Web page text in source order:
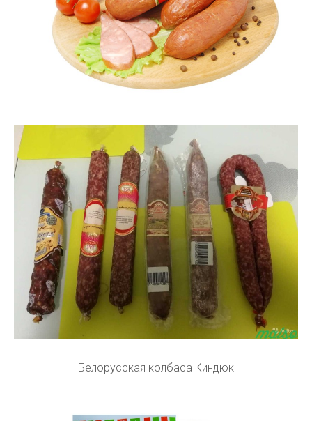
Белорусская колбаса Киндюк